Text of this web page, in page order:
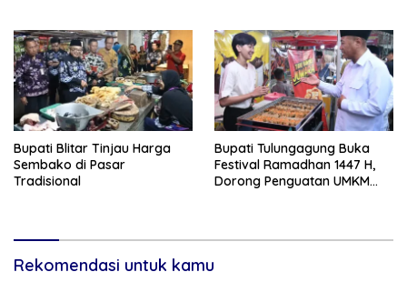
Bupati Blitar Tinjau Harga
Sembako di Pasar
Tradisional
Bupati Tulungagung Buka
Festival Ramadhan 1447 H,
Dorong Penguatan UMKM
Rekomendasi untuk kamu